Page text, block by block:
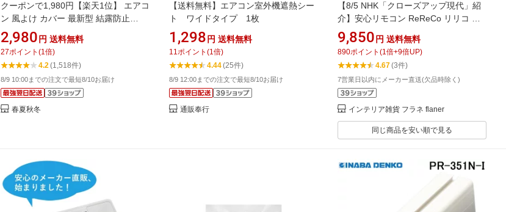
クーポンで1,980円【楽天1位】 エアコ
ン 風よけ カバー 最新型 結露防止
60cm/90cm 冷房対策 180°角度調整 10
段階アーム伸縮 エアコン風向き調整
風除け 風の直撃防止 長さ調整可 エア
コン風よけカバー 風向き 換気 エアコ
ンルーバー 冷房 暖房 節電 父の日 ギフ
ト
2,980 円 送料無料
27ポイント (1倍)
4.2(1,518件)
8/9 10:00までの注文で最短8/10お届け
春夏秋冬
【送料無料】エアコン室外機遮熱シー
ト ワイドタイプ 1枚
1,298 円 送料無料
11ポイント (1倍)
4.44(25件)
8/9 12:00までの注文で最短8/10お届け
通販奉行
【8/5 NHK「クローズアップ現代」紹
介】安心リモコン ReReCo リリコ ス
マートリモコン 見守りリモコン スマ
ート家電 エアコンオン 簡単操作 ネッ
ト不要 ペット 高齢者 子供【送料無
料】【メーカー直送】【海外×】【代
引き不可】【ポイント10倍】
【p0819】
9,850 円 送料無料
890ポイント (1倍+9倍UP)
4.67(3件)
7営業日以内にメーカー直送(欠品時除く)
インテリア雑貨 フラネ flaner
同じ商品を安い順で見る